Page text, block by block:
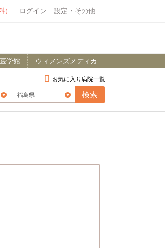
） ログイン 設定・その他
ウィメンズメディカ
学館
お気に入り病院一覧